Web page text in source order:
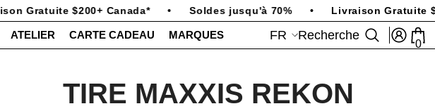
Gratuite $200+ Canada* Soldes jusqu'à 70% Livraison Gratuite
ATELIER CARTE CADEAU MARQUES FR
EN
Recherche
00
TIRE MAXXIS REKON